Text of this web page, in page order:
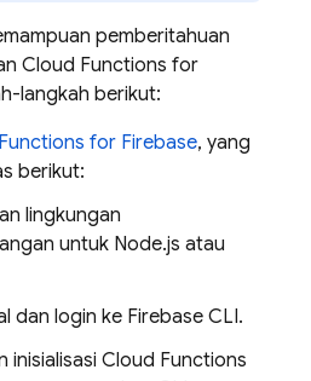
pemberitahuan
Cloud Functions for
langkah berikut:
for Firebase, yang
berikut:
lingkungan
untuk Node.js atau
dan login ke Firebase CLI.
inisialisasi Cloud Functions